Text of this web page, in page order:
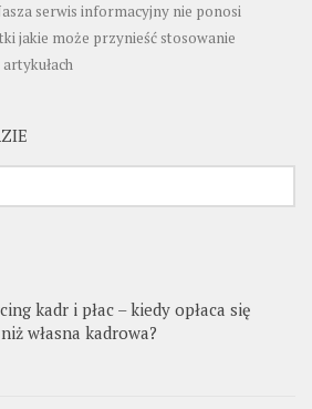
serwis informacyjny nie ponosi
jakie może przynieść stosowanie
kadr i płac – kiedy opłaca się
własna kadrowa?